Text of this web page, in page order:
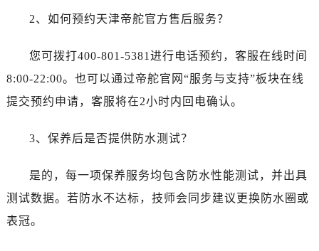
陕西省西安市碑林区南关正街88号华侨城长安国际中心E座6楼10室帝舵售后服务中心（需提前预约）
海南省海口市龙华区金贸东路5号海口华润大厦B座17层1707室帝舵售后服务中心（需提前预约）
节假日正常营业！
2、如何预约天津帝舵官方售后服务？
您可拨打400-801-5381进行电话预约，客服在线时间
8:00-22:00。也可以通过帝舵官网“服务与支持”板块在线
提交预约申请，客服将在2小时内回电确认。
3、保养后是否提供防水测试？
是的，每一项保养服务均包含防水性能测试，并出具
测试数据。若防水不达标，技师会同步建议更换防水圈或
表冠。